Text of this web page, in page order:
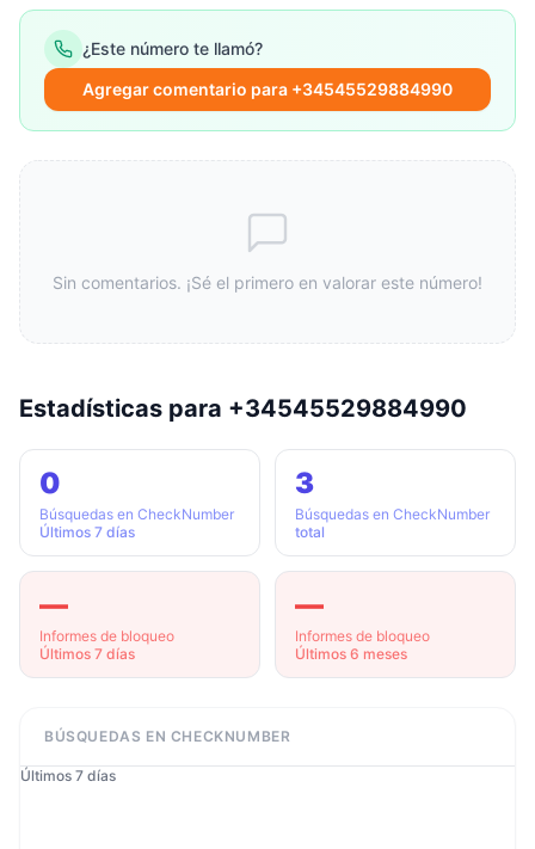
¿Este número te llamó?
Agregar comentario para +34545529884990
Sin comentarios. ¡Sé el primero en valorar este número!
Estadísticas para +34545529884990
0
Búsquedas en CheckNumber
Últimos 7 días
3
Búsquedas en CheckNumber
total
—
Informes de bloqueo
Últimos 7 días
—
Informes de bloqueo
Últimos 6 meses
BÚSQUEDAS EN CHECKNUMBER
Últimos 7 días